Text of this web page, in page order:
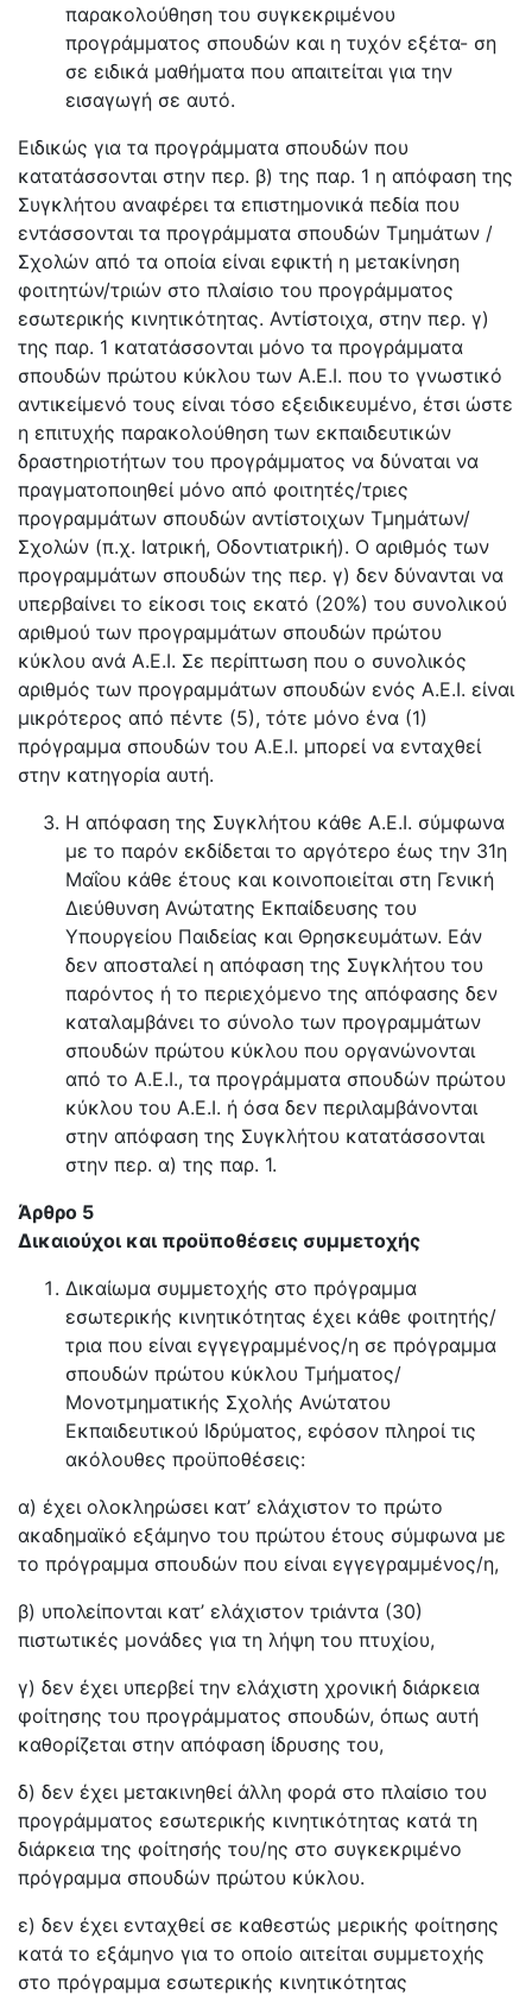
παρακολούθηση του συγκεκριμένου
προγράμματος σπουδών και η τυχόν εξέτα- ση
σε ειδικά μαθήματα που απαιτείται για την
εισαγωγή σε αυτό.
Ειδικώς για τα προγράμματα σπουδών που
κατατάσσονται στην περ. β) της παρ. 1 η απόφαση της
Συγκλήτου αναφέρει τα επιστημονικά πεδία που
εντάσσονται τα προγράμματα σπουδών Τμημάτων /
Σχολών από τα οποία είναι εφικτή η μετακίνηση
φοιτητών/τριών στο πλαίσιο του προγράμματος
εσωτερικής κινητικότητας. Αντίστοιχα, στην περ. γ)
της παρ. 1 κατατάσσονται μόνο τα προγράμματα
σπουδών πρώτου κύκλου των Α.Ε.Ι. που το γνωστικό
αντικείμενό τους είναι τόσο εξειδικευμένο, έτσι ώστε
η επιτυχής παρακολούθηση των εκπαιδευτικών
δραστηριοτήτων του προγράμματος να δύναται να
πραγματοποιηθεί μόνο από φοιτητές/τριες
προγραμμάτων σπουδών αντίστοιχων Τμημάτων/
Σχολών (π.χ. Ιατρική, Οδοντιατρική). Ο αριθμός των
προγραμμάτων σπουδών της περ. γ) δεν δύνανται να
υπερβαίνει το είκοσι τοις εκατό (20%) του συνολικού
αριθμού των προγραμμάτων σπουδών πρώτου
κύκλου ανά Α.Ε.Ι. Σε περίπτωση που ο συνολικός
αριθμός των προγραμμάτων σπουδών ενός Α.Ε.Ι. είναι
μικρότερος από πέντε (5), τότε μόνο ένα (1)
πρόγραμμα σπουδών του Α.Ε.Ι. μπορεί να ενταχθεί
στην κατηγορία αυτή.
Η απόφαση της Συγκλήτου κάθε Α.Ε.Ι. σύμφωνα
με το παρόν εκδίδεται το αργότερο έως την 31η
Μαΐου κάθε έτους και κοινοποιείται στη Γενική
Διεύθυνση Ανώτατης Εκπαίδευσης του
Υπουργείου Παιδείας και Θρησκευμάτων. Εάν
δεν αποσταλεί η απόφαση της Συγκλήτου του
παρόντος ή το περιεχόμενο της απόφασης δεν
καταλαμβάνει το σύνολο των προγραμμάτων
σπουδών πρώτου κύκλου που οργανώνονται
από το Α.Ε.Ι., τα προγράμματα σπουδών πρώτου
κύκλου του Α.Ε.Ι. ή όσα δεν περιλαμβάνονται
στην απόφαση της Συγκλήτου κατατάσσονται
στην περ. α) της παρ. 1.
Άρθρο 5
Δικαιούχοι και προϋποθέσεις συμμετοχής
Δικαίωμα συμμετοχής στο πρόγραμμα
εσωτερικής κινητικότητας έχει κάθε φοιτητής/
τρια που είναι εγγεγραμμένος/η σε πρόγραμμα
σπουδών πρώτου κύκλου Τμήματος/
Μονοτμηματικής Σχολής Ανώτατου
Εκπαιδευτικού Ιδρύματος, εφόσον πληροί τις
ακόλουθες προϋποθέσεις:
α) έχει ολοκληρώσει κατ’ ελάχιστον το πρώτο
ακαδημαϊκό εξάμηνο του πρώτου έτους σύμφωνα με
το πρόγραμμα σπουδών που είναι εγγεγραμμένος/η,
β) υπολείπονται κατ’ ελάχιστον τριάντα (30)
πιστωτικές μονάδες για τη λήψη του πτυχίου,
γ) δεν έχει υπερβεί την ελάχιστη χρονική διάρκεια
φοίτησης του προγράμματος σπουδών, όπως αυτή
καθορίζεται στην απόφαση ίδρυσης του,
δ) δεν έχει μετακινηθεί άλλη φορά στο πλαίσιο του
προγράμματος εσωτερικής κινητικότητας κατά τη
διάρκεια της φοίτησής του/ης στο συγκεκριμένο
πρόγραμμα σπουδών πρώτου κύκλου.
ε) δεν έχει ενταχθεί σε καθεστώς μερικής φοίτησης
κατά το εξάμηνο για το οποίο αιτείται συμμετοχής
στο πρόγραμμα εσωτερικής κινητικότητας